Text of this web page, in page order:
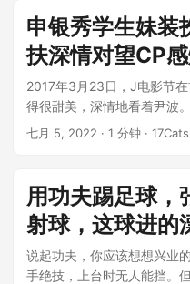
申银秀学生妹装
扶深情对望CP
2017年3月23日，J电影节
得很甜美，深情地看着尹波
。co...
七月 5, 2022 · 1 分钟 · 17Cats
用功夫踢足球，
射球，这球进的
说起功夫，你应该想想兴业
手绝技，上台时无人能挡。